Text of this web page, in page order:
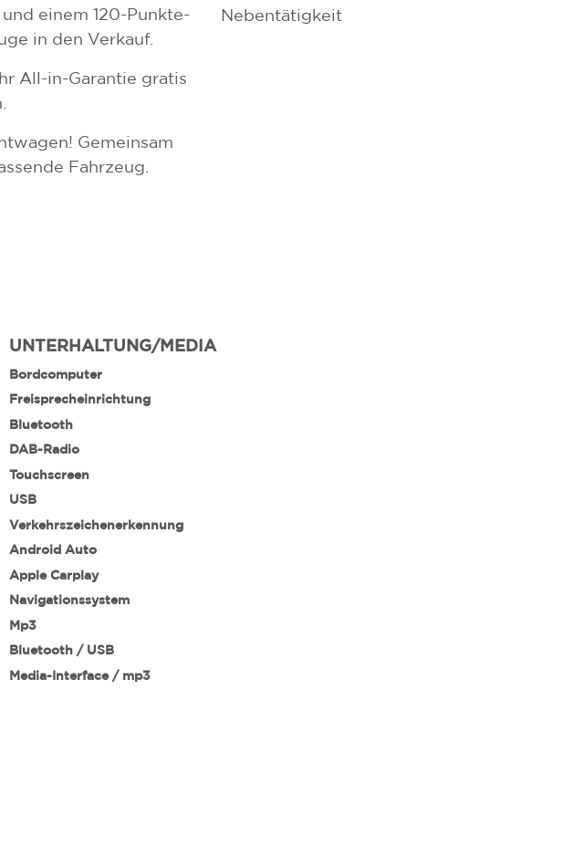
einem 120-Punkte-
in den Verkauf.
All-in-Garantie gratis
Gemeinsam
Fahrzeug.
UNTERHALTUNG/MEDIA
Bordcomputer
Freisprecheinrichtung
Bluetooth
DAB-Radio
Touchscreen
USB
Verkehrszeichenerkennung
Android Auto
Apple Carplay
Navigationssystem
Mp3
Bluetooth / USB
Media-Interface / mp3
Nebentätigkeit